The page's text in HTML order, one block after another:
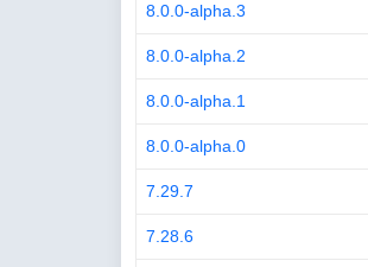
8.0.0-alpha.3
8.0.0-alpha.2
8.0.0-alpha.1
8.0.0-alpha.0
7.29.7
7.28.6